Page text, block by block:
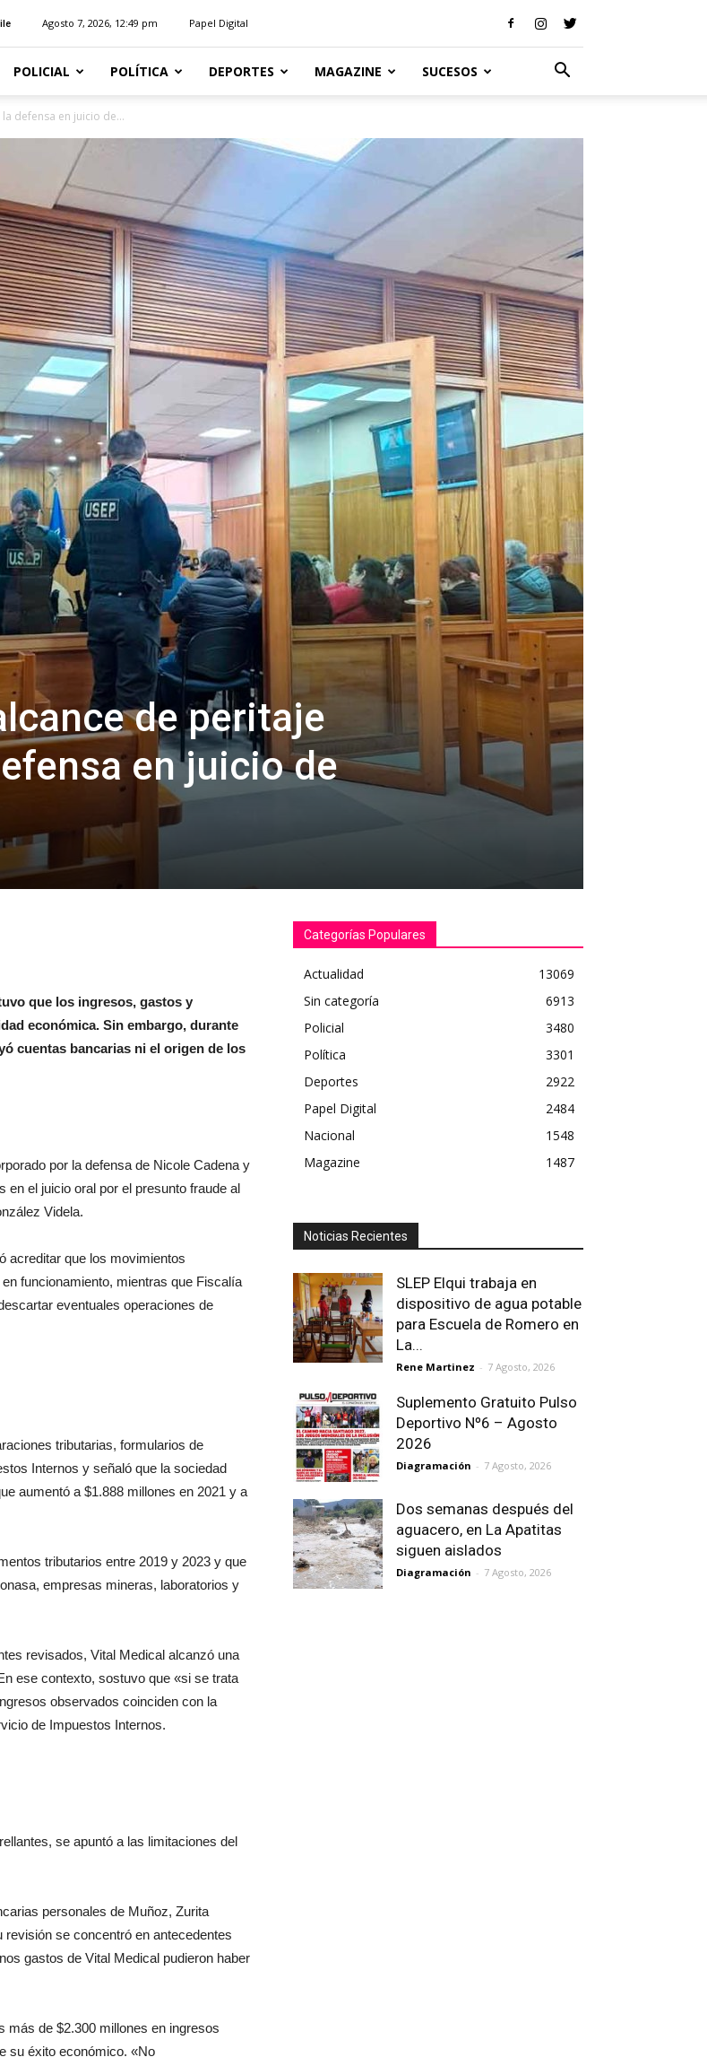
Agosto 7, 2026, 12:49 pm Papel Digital
POLICIAL POLÍTICA DEPORTES MAGAZINE SUCESOS
defensa en juicio de...
de peritaje
en juicio de
que los ingresos, gastos y
económica. Sin embargo, durante
cuentas bancarias ni el origen de los
por la defensa de Nicole Cadena y
en el juicio oral por el presunto fraude al
Videla.
acreditar que los movimientos
funcionamiento, mientras que Fiscalía
eventuales operaciones de
tributarias, formularios de
Internos y señaló que la sociedad
aumentó a $1.888 millones en 2021 y a
tributarios entre 2019 y 2023 y que
empresas mineras, laboratorios y
revisados, Vital Medical alcanzó una
ese contexto, sostuvo que «si se trata
observados coinciden con la
de Impuestos Internos.
se apuntó a las limitaciones del
personales de Muñoz, Zurita
se concentró en antecedentes
gastos de Vital Medical pudieron haber
más de $2.300 millones en ingresos
su éxito económico. «No
Categorías Populares
Actualidad
13069
Sin categoría
6913
Policial
3480
Política
3301
Deportes
2922
Papel Digital
2484
Nacional
1548
Magazine
1487
Noticias Recientes
SLEP Elqui trabaja en
dispositivo de agua potable
para Escuela de Romero en
La...
Rene Martinez - 7 Agosto, 2026
Suplemento Gratuito Pulso
Deportivo Nº6 – Agosto
2026
Diagramación - 7 Agosto, 2026
Dos semanas después del
aguacero, en La Apatitas
siguen aislados
Diagramación - 7 Agosto, 2026